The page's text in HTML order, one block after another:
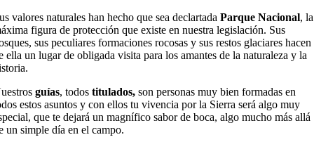
valores naturales han hecho que sea declartadaParque Nacional, la
figura de protección que existe en nuestra legislación. Sus
sus peculiares formaciones rocosas y sus restos glaciares hacen
ella un lugar de obligada visita para los amantes de la naturaleza y la
guías, todostitulados, son personas muy bien formadas en
estos asuntos y con ellos tu vivencia por la Sierra será algo muy
que te dejará un magnífico sabor de boca, algo mucho más allá
un simple día en el campo.